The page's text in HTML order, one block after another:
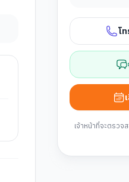
โ
เจ้าหน้าที่จะตรวจ